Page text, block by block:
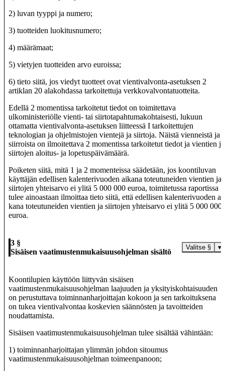
2) luvan tyyppi ja numero;
3) tuotteiden luokitusnumero;
4) määrämaat;
5) vietyjen tuotteiden arvo euroissa;
6) tieto siitä, jos viedyt tuotteet ovat vientivalvonta-asetuksen 2
artiklan 20 alakohdassa tarkoitettuja verkkovalvontatuotteita.
Edellä 2 momentissa tarkoitetut tiedot on toimitettava
ulkoministeriölle vienti- tai siirtotapahtumakohtaisesti, lukuun
ottamatta vientivalvonta-asetuksen liitteessä I tarkoitettujen
teknologian ja ohjelmistojen vientejä ja siirtoja. Näistä vienneistä ja
siirroista on ilmoitettava 2 momentissa tarkoitetut tiedot ja vientien ja
siirtojen aloitus- ja lopetuspäivämäärä.
Poiketen siitä, mitä 1 ja 2 momenteissa säädetään, jos koontiluvan
käyttäjän edellisen kalenterivuoden aikana toteutuneiden vientien ja
siirtojen yhteisarvo ei ylitä 5 000 000 euroa, toimitetussa raportissa
tulee ainoastaan ilmoittaa tieto siitä, että edellisen kalenterivuoden ai-
kana toteutuneiden vientien ja siirtojen yhteisarvo ei ylitä 5 000 000
euroa.
3 §
Sisäisen vaatimustenmukaisuusohjelman sisältö
Valitse § ▾
Koontilupien käyttöön liittyvän sisäisen
vaatimustenmukaisuusohjelman laajuuden ja yksityiskohtaisuuden
on perustuttava toiminnanharjoittajan kokoon ja sen tarkoituksena
on tukea vientivalvontaa koskevien säännösten ja tavoitteiden
noudattamista.
Sisäisen vaatimustenmukaisuusohjelman tulee sisältää vähintään:
1) toiminnanharjoittajan ylimmän johdon sitoumus
vaatimustenmukaisuusohjelman toimeenpanoon;